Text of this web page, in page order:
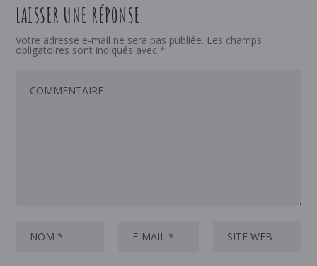
LAISSER UNE RÉPONSE
Votre adresse e-mail ne sera pas publiée. Les champs
obligatoires sont indiqués avec *